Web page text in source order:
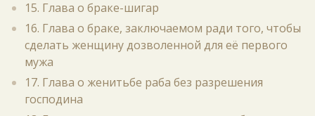
15. Глава о браке-шигар
16. Глава о браке, заключаемом ради того, чтобы
сделать женщину дозволенной для её первого
мужа
17. Глава о женитьбе раба без разрешения
господина